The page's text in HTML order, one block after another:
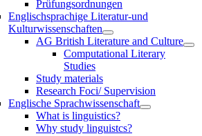
Prüfungsordnungen
Englischsprachige Literatur-und
Kulturwissenschaften
AG British Literature and Culture
Computational Literary
Studies
Study materials
Research Foci/ Supervision
Englische Sprachwissenschaft
What is linguistics?
Why study linguistcs?